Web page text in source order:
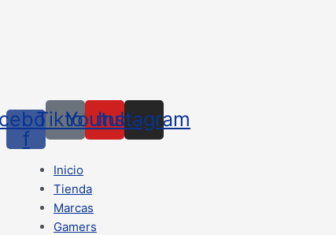
f
TiktokYoutube
Instagram
Inicio
Tienda
Marcas
Gamers